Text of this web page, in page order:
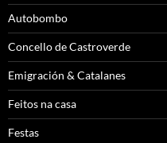
Autobombo
Concello de Castroverde
Emigración & Catalanes
Feitos na casa
Festas